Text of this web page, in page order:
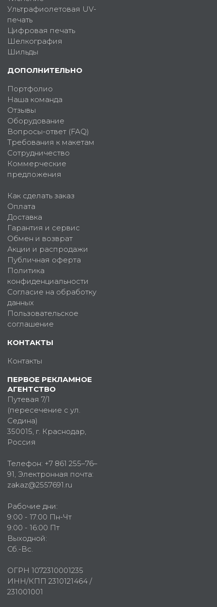
Ультрафиолетовая UV-
печать
Цифровая печать
Шелкография
Шильды
ДОПОЛНИТЕЛЬНО
Портфолио
Наша команда
Отзывы
Оборудование
Вопросы-ответ (FAQ)
Требования к макетам
Сотрудничество
Коммерческие
предложения
Как сделать заказ
Оплата
Доставка
Гарантия и сервис
Обмен и возврат
Акции и распродажи
Публичная оферта
Политика
конфиденциальности
Согласие на обработку
данных
Пользовательское
соглашение
КОНТАКТЫ
Контакты
ПЕРВОЕ РЕКЛАМНОЕ
АГЕНТСТВО
Путевая 7/1
(пересечение с ул.
Седина)
350015, г. Краснодар,
Россия
Телефон: +7 861 255–76–
91, Электронная почта:
zakaz@2557691.ru
Рабочие дни:
9:00 - 17:00 Пн-Чт
9:00 - 16:00 Пт
Выходной:
Сб.-Вс.
ОГРН 1072310001235
ИНН/КПП 2310121464 /
231001001